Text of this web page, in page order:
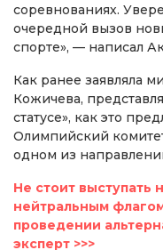
соревнованиях.
очередной вызов
спорте», — написал
Как ранее заявляла
Кожичева,
статусе», как это
Олимпийский
одном из
Не стоит выступать
нейтральным
проведении
эксперт >>>